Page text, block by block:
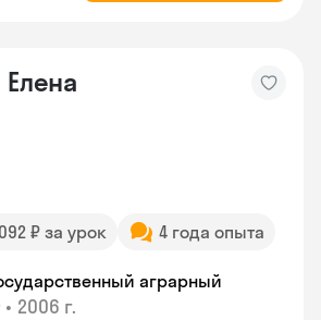
Елена
₽ за урок 4 года опыта
аграрный
• 2006 г.